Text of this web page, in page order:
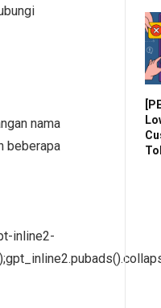
nama
beberapa
inline2-